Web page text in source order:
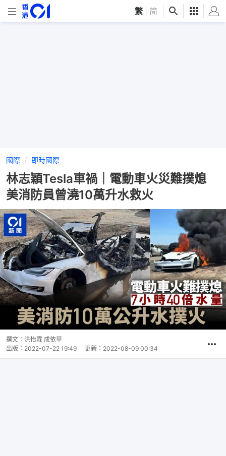
繁 简
國際 即時國際
林志穎Tesla車禍｜電動車火災難撲熄
美消防員曾澆10萬升水救火
撰文： 洪怡霖 成依華
出版： 2022-07-22 19:49 更新： 2022-08-09 00:34